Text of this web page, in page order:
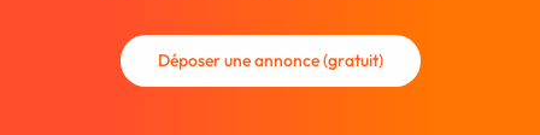
oh super projet ! je serai râvie de collaborer
graphiquement avec vous ! n'hésitez pas à me solliciter !
Déposer une annonce (gratuit)